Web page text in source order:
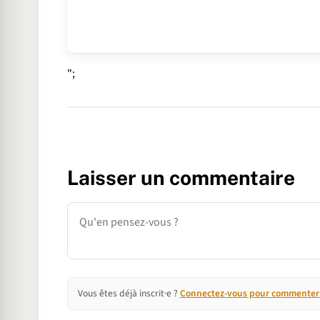
";
Laisser un commentaire
Commentaire
Vous êtes déjà inscrit·e ? Connectez-vous pour